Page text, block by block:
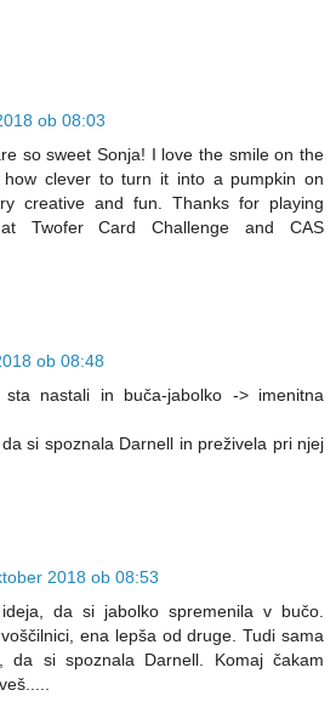
ob 08:03
so sweet Sonja! I love the smile on the
how clever to turn it into a pumpkin on
creative and fun. Thanks for playing
Twofer Card Challenge and CAS
ob 08:48
sta nastali in buča-jabolko -> imenitna
si spoznala Darnell in preživela pri njej
2018 ob 08:53
da si jabolko spremenila v bučo.
ena lepša od druge. Tudi sama
da si spoznala Darnell. Komaj čakam